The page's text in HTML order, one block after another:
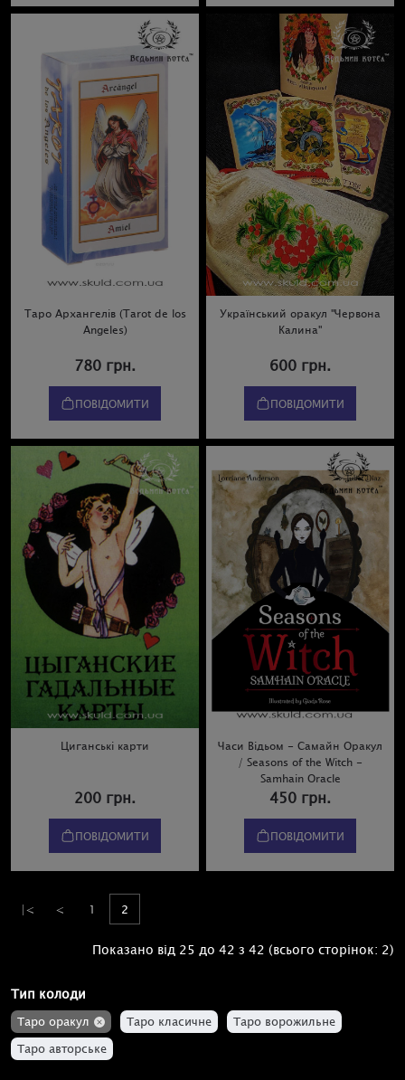
Таро Архангелів (Tarot de los
Angeles)
780 грн.
ПОВІДОМИТИ
Український оракул "Червона
Калина"
600 грн.
ПОВІДОМИТИ
Циганські карти
200 грн.
ПОВІДОМИТИ
Часи Відьом - Самайн Оракул
/ Seasons of the Witch -
Samhain Oracle
450 грн.
ПОВІДОМИТИ
|< < 1 2
Показано від 25 до 42 з 42 (всього сторінок: 2)
Тип колоди
Таро оракул Таро класичне
Таро ворожильне
Таро авторське